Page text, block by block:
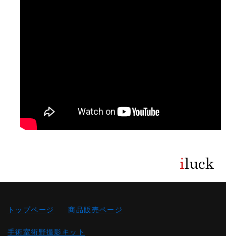
トップページ 商品販売ページ
手術室術野撮影キット